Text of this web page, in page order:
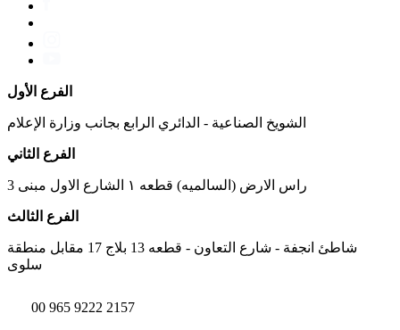
الفرع الأول
الشويخ الصناعية - الدائري الرابع بجانب وزارة الإعلام
الفرع الثاني
راس الارض (السالميه) قطعه ١ الشارع الاول مبنى 3
الفرع الثالث
شاطئ انجفة - شارع التعاون - قطعه 13 بلاج 17 مقابل منطقة
سلوى
00 965 9222 2157